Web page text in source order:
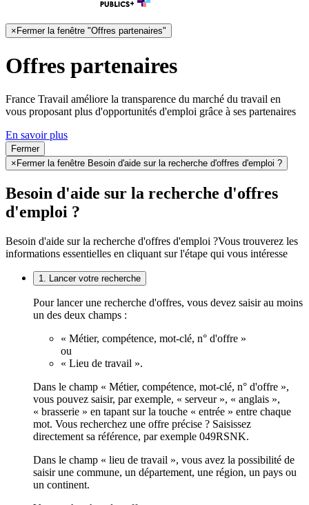
× Fermer la fenêtre "Offres partenaires"
Offres partenaires
France Travail améliore la transparence du marché du travail en
vous proposant plus d'opportunités d'emploi grâce à ses partenaires
En savoir plus
Fermer
× Fermer la fenêtre Besoin d'aide sur la recherche d'offres d'emploi ?
Besoin d'aide sur la recherche d'offres
d'emploi ?
Besoin d'aide sur la recherche d'offres d'emploi ?Vous trouverez les
informations essentielles en cliquant sur l'étape qui vous intéresse
1. Lancer votre recherche
Pour lancer une recherche d'offres, vous devez saisir au moins
un des deux champs :
« Métier, compétence, mot-clé, n° d'offre »
ou
« Lieu de travail ».
Dans le champ « Métier, compétence, mot-clé, n° d'offre »,
vous pouvez saisir, par exemple, « serveur », « anglais »,
« brasserie » en tapant sur la touche « entrée » entre chaque
mot. Vous recherchez une offre précise ? Saisissez
directement sa référence, par exemple 049RSNK.
Dans le champ « lieu de travail », vous avez la possibilité de
saisir une commune, un département, une région, un pays ou
un continent.